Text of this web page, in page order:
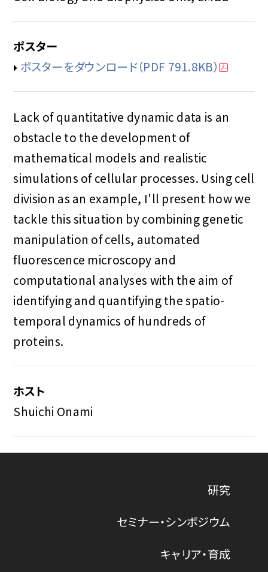
ポスター
ポスターをダウンロード（PDF 791.8KB）
Lack of quantitative dynamic data is an
obstacle to the development of
mathematical models and realistic
simulations of cellular processes. Using cell
division as an example, I'll present how we
tackle this situation by combining genetic
manipulation of cells, automated
fluorescence microscopy and
computational analyses with the aim of
identifying and quantifying the spatio-
temporal dynamics of hundreds of
proteins.
ホスト
Shuichi Onami
研究
セミナー・シンポジウム
キャリア・育成